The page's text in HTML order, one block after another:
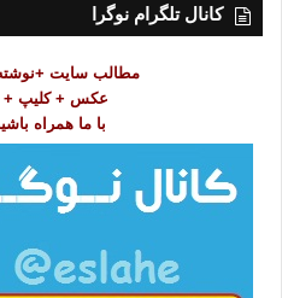
همه کسم، همراهم،
تو خود باشی و من ديگری .
کانال تلگرام نوگرا
مطالب سایت +نوشته
عکس + کلیپ
با ما همراه